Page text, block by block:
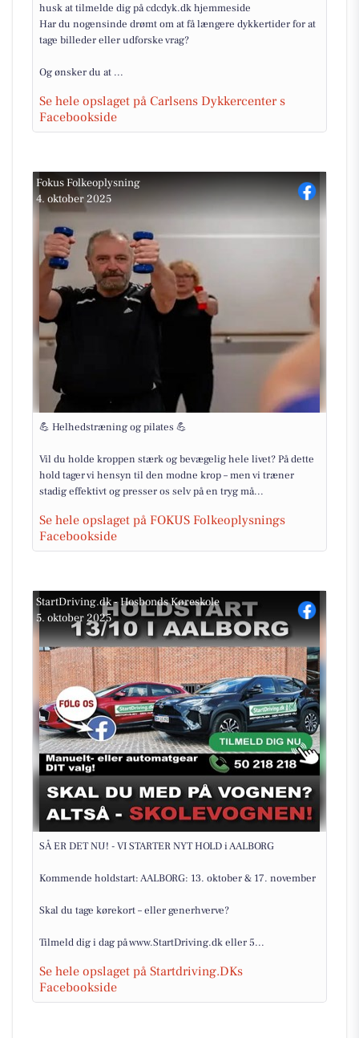
husk at tilmelde dig på cdcdyk.dk hjemmeside
Har du nogensinde drømt om at få længere dykkertider for at
tage billeder eller udforske vrag?
Og ønsker du at ...
Se hele opslaget på Carlsens Dykkercenter s
Facebookside
Fokus Folkeoplysning
4. oktober 2025
💪 Helhedstræning og pilates 💪
Vil du holde kroppen stærk og bevægelig hele livet? På dette
hold tager vi hensyn til den modne krop – men vi træner
stadig effektivt og presser os selv på en tryg må...
Se hele opslaget på FOKUS Folkeoplysnings
Facebookside
StartDriving.dk - Hosbonds Køreskole
5. oktober 2025
SÅ ER DET NU! - VI STARTER NYT HOLD i AALBORG
Kommende holdstart: AALBORG: 13. oktober & 17. november
Skal du tage kørekort – eller generhverve?
Tilmeld dig i dag på www.StartDriving.dk eller 5...
Se hele opslaget på Startdriving.DKs
Facebookside